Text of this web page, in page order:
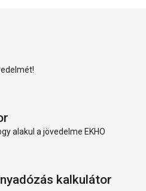
alakul a jövedelme EKHO
kalkulátor